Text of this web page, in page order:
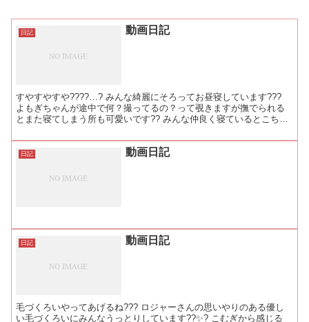
日記 動画日記
すやすやすや????…? みんな綺麗にそろってお昼寝しています???
よもぎちゃんが途中で何？撮ってるの？って覗きますが撫でられる
とまた寝てしまう所も可愛いです?? みんな仲良く寝ているとこちら
日記 動画日記
日記 動画日記
毛づくろいやってあげるね??? ロジャーさんの思いやりのある優し
い毛づくろいにみんなうっとりしています??✨? こむぎから感じる